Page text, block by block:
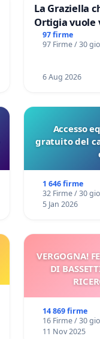
La Graziella
Ortigia vuole
97 firme
97 Firme / 30
6 Aug 2026
Accesso
gratuito del
1 646 firme
32 Firme / 30
5 Jan 2026
VERGOGNA!
DI
14 869 firme
16 Firme / 30
11 Nov 2025